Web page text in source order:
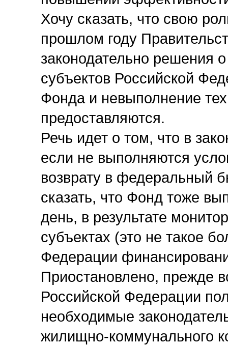
Хочу сказать, что свою
прошлом году
законодательно решения
субъектов Российской
Фонда и невыполнение
предоставляются.
Речь идет о том, что в
если не выполняются
возврату в федеральный
сказать, что Фонд тоже
день, в результате
субъектах (это не такое
Федерации
Приостановлено, прежде
Российской Федерации
необходимые
жилищно-коммунального